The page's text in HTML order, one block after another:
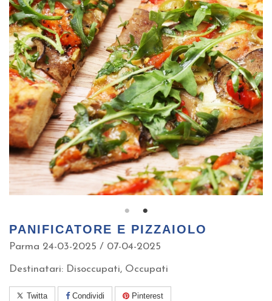
PANIFICATORE E PIZZAIOLO
Parma 24-03-2025 / 07-04-2025
Destinatari: Disoccupati, Occupati
Twitta Condividi Pinterest